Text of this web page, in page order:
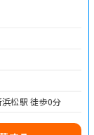
松駅 徒歩0分